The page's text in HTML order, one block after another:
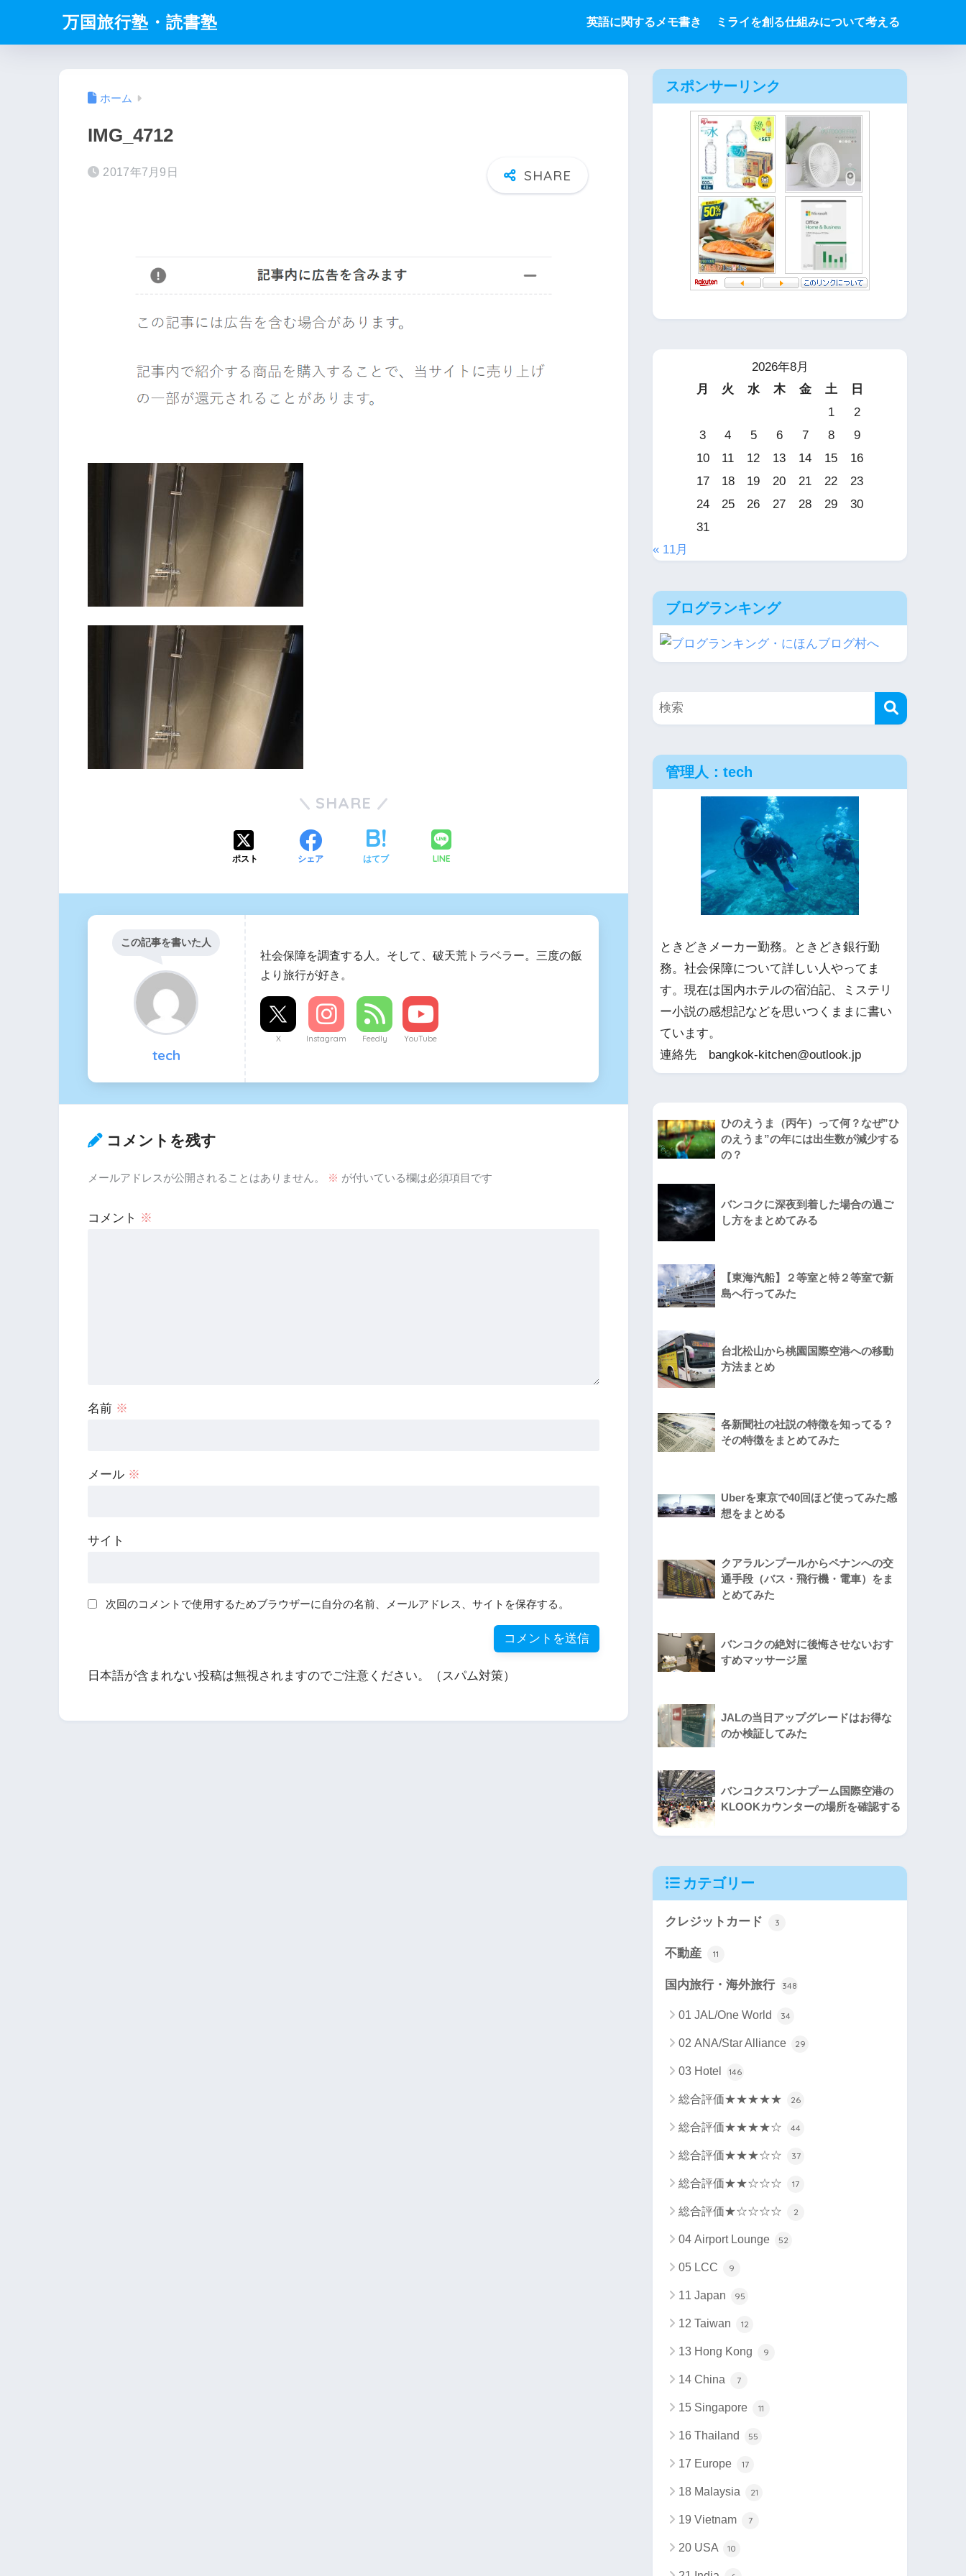
万国旅行塾・読書塾 英語に関するメモ書き ミライを創る仕組みについて考える
ホーム
IMG_4712
2017年7月9日
SHARE
ポスト シェア はてブ LINE
この記事を書いた人
tech
社会保障を調査する人。そして、破天荒トラベラー。三度の飯
より旅行が好き。
X Instagram Feedly YouTube
コメントを残す
メールアドレスが公開されることはありません。 ※ が付いている欄は必須項目です
コメント ※
名前 ※
メール ※
サイト
次回のコメントで使用するためブラウザーに自分の名前、メールアドレス、サイトを保存する。
日本語が含まれない投稿は無視されますのでご注意ください。（スパム対策）
スポンサーリンク
2026年8月
月
火 水 木 金 土
日
1
2
3
4 5 6 7 8
9
10
11 12 13 14 15
16
17
18 19 20 21 22
23
24
25 26 27 28 29
30
31
« 11月
ブログランキング
管理人：tech
ときどきメーカー勤務。ときどき銀行勤
務。社会保障について詳しい人やってま
す。現在は国内ホテルの宿泊記、ミステリ
ー小説の感想記などを思いつくままに書い
ています。
連絡先 bangkok-kitchen@outlook.jp
ひのえうま（丙午）って何？なぜ”ひ
のえうま”の年には出生数が減少する
の？
バンコクに深夜到着した場合の過ご
し方をまとめてみる
【東海汽船】２等室と特２等室で新
島へ行ってみた
台北松山から桃園国際空港への移動
方法まとめ
各新聞社の社説の特徴を知ってる？
その特徴をまとめてみた
Uberを東京で40回ほど使ってみた感
想をまとめる
クアラルンプールからペナンへの交
通手段（バス・飛行機・電車）をま
とめてみた
バンコクの絶対に後悔させないおす
すめマッサージ屋
JALの当日アップグレードはお得な
のか検証してみた
バンコクスワンナプーム国際空港の
KLOOKカウンターの場所を確認する
カテゴリー
クレジットカード 3
不動産 11
国内旅行・海外旅行 348
01 JAL/One World 34
02 ANA/Star Alliance 29
03 Hotel 146
総合評価★★★★★ 26
総合評価★★★★☆ 44
総合評価★★★☆☆ 37
総合評価★★☆☆☆ 17
総合評価★☆☆☆☆ 2
04 Airport Lounge 52
05 LCC 9
11 Japan 95
12 Taiwan 12
13 Hong Kong 9
14 China 7
15 Singapore 11
16 Thailand 55
17 Europe 17
18 Malaysia 21
19 Vietnam 7
20 USA 10